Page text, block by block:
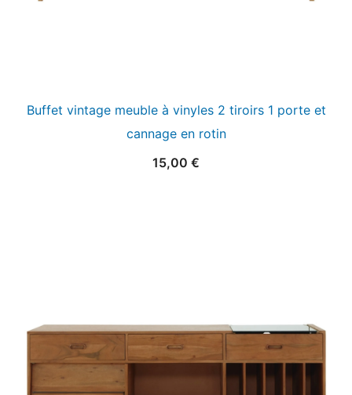
Buffet vintage meuble à vinyles 2 tiroirs 1 porte et
cannage en rotin
15,00 €